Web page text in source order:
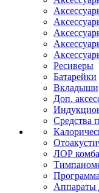
Ресиверы
Батарейки
Вкладыши
Доп.
Средства
ЛОР
Аппараты